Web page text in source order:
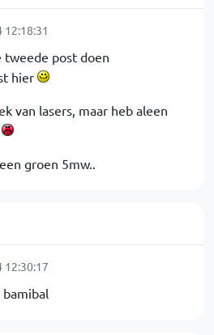
12:18:31
tweede post doen
hier
van lasers, maar heb aleen
groen 5mw..
12:30:17